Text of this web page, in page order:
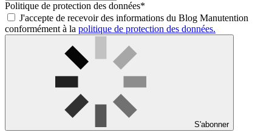
Politique de protection des données*
J'accepte de recevoir des informations du Blog Manutention
conformément à la politique de protection des données.
S'abonner